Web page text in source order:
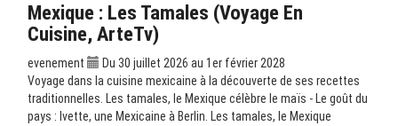
Mexique : Les Tamales (Voyage En
Cuisine, ArteTv)
evenement
Du 30 juillet 2026 au 1er février 2028
Voyage dans la cuisine mexicaine à la découverte de ses recettes
traditionnelles. Les tamales, le Mexique célèbre le maïs - Le goût du
pays : Ivette, une Mexicaine à Berlin. Les tamales, le Mexique